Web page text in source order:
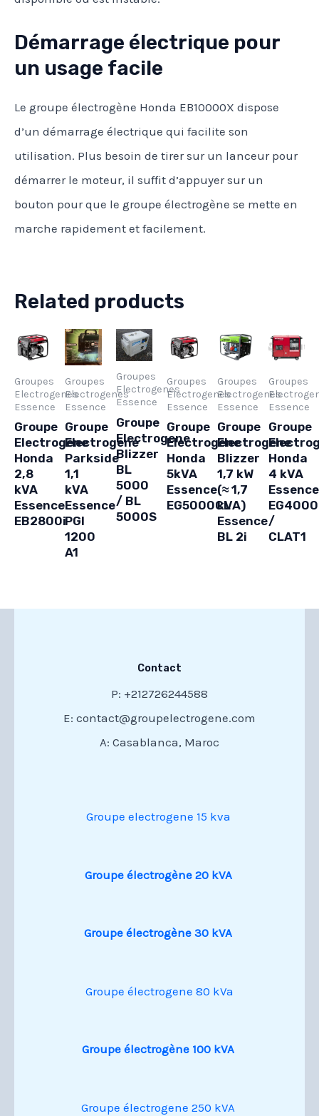
Démarrage électrique pour
un usage facile
Le groupe électrogène Honda EB10000X dispose
d’un démarrage électrique qui facilite son
utilisation. Plus besoin de tirer sur un lanceur pour
démarrer le moteur, il suffit d’appuyer sur un
bouton pour que le groupe électrogène se mette en
marche rapidement et facilement.
Related products
Groupes
Electrogenes
Essence
Groupe
Electrogene
Honda
2,8
kVA
Essence
EB2800i
Groupes
Electrogenes
Essence
Groupe
Electrogene
Parkside
1,1
kVA
Essence
PGI
1200
A1
Groupes
Electrogenes
Essence
Groupe
Electrogene
Blizzer
BL
5000
/ BL
5000S
Groupes
Electrogenes
Essence
Groupe
Electrogene
Honda
5kVA
Essence
EG5000CL
Groupes
Electrogenes
Essence
Groupe
Electrogene
Blizzer
1,7 kW
(≈ 1,7
kVA)
Essence
BL 2i
Groupes
Essence
Groupe
Honda
4 kVA
Essence
/
CLAT1
Contact
P: +212726244588
E: contact@groupelectrogene.com
A: Casablanca, Maroc
Groupe electrogene 15 kva
Groupe électrogène 20 kVA
Groupe électrogène 30 kVA
Groupe électrogene 80 kVa
Groupe électrogène 100 kVA
Groupe électrogene 250 kVA